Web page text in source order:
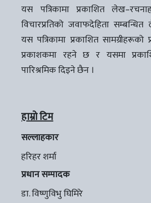
यस पत्रिकामा प्रकाशित
विचारप्रतिको जवाफदेहिता
यस पत्रिकामा प्रकाशित सामग्रीहरूको
प्रकाशकमा रहने छ र यसमा
पारिश्रमिक दिइने छैन ।
हाम्रो टिम
सल्लाहकार
हरिहर शर्मा
प्रधान सम्पादक
डा. विष्णुविभु घिमिरे